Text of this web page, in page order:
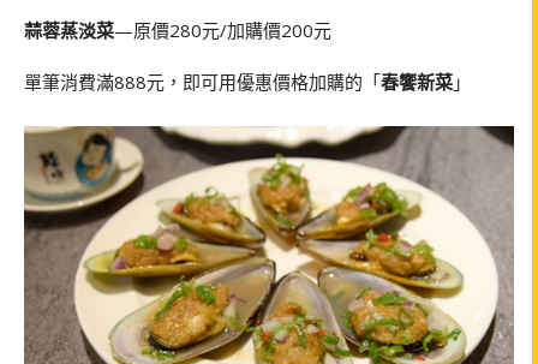
蒜蓉蒸淡菜—原價280元/加購價200元
單筆消費滿888元，即可用優惠價格加購的「春饗新菜 」